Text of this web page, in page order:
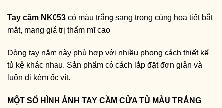
Tay cầm NK053 có màu trắng sang trọng cùng họa tiết bắt
mắt, mang giá trị thẩm mĩ cao.
Dòng tay nắm này phù hợp với nhiều phong cách thiết kế
tủ kệ khác nhau. Sản phẩm có cách lắp đặt đơn giản và
luôn đi kèm ốc vít.
MỘT SỐ HÌNH ẢNH TAY CẦM CỬA TỦ MÀU TRẮNG